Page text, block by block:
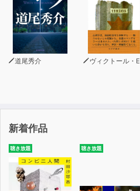
道尾秀介 ヴィクトール・E・フランクル
新着作品
聴き放題 聴き放題